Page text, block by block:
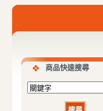
商品快速搜尋